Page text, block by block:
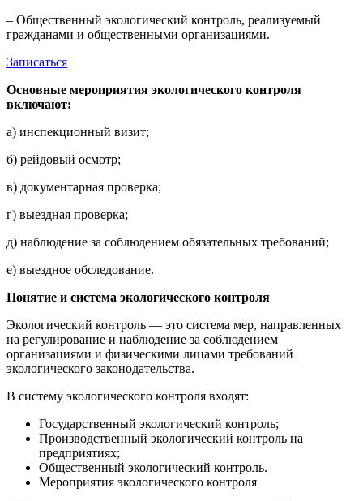
– Общественный экологический контроль, реализуемый
гражданами и общественными организациями.
Записаться
Основные мероприятия экологического контроля
включают:
а) инспекционный визит;
б) рейдовый осмотр;
в) документарная проверка;
г) выездная проверка;
д) наблюдение за соблюдением обязательных требований;
е) выездное обследование.
Понятие и система экологического контроля
Экологический контроль — это система мер, направленных
на регулирование и наблюдение за соблюдением
организациями и физическими лицами требований
экологического законодательства.
В систему экологического контроля входят:
Государственный экологический контроль;
Производственный экологический контроль на
предприятиях;
Общественный экологический контроль.
Мероприятия экологического контроля